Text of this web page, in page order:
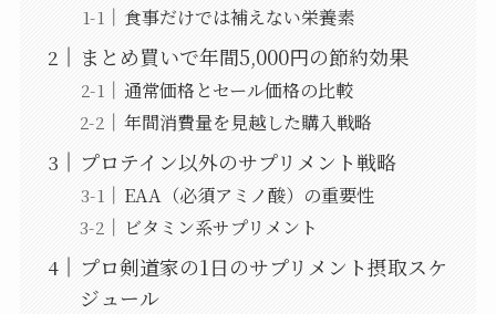
食事だけでは補えない栄養素
まとめ買いで年間5,000円の節約効果
通常価格とセール価格の比較
年間消費量を見越した購入戦略
プロテイン以外のサプリメント戦略
EAA（必須アミノ酸）の重要性
ビタミン系サプリメント
プロ剣道家の1日のサプリメント摂取スケ
ジュール